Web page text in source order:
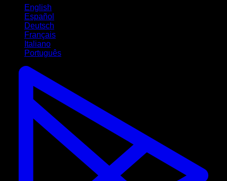
English
Español
Deutsch
Français
Italiano
Português